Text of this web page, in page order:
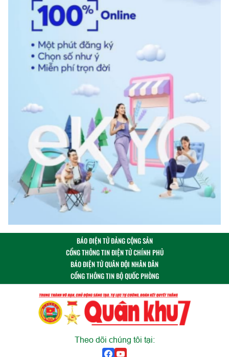
BÁO ĐIỆN TỬ ĐẢNG CỘNG SẢN
CỔNG THÔNG TIN ĐIỆN TỬ CHÍNH PHỦ
BÁO ĐIỆN TỬ QUÂN ĐỘI NHÂN DÂN
CỔNG THÔNG TIN BỘ QUỐC PHÒNG
Theo dõi chúng tôi tại: